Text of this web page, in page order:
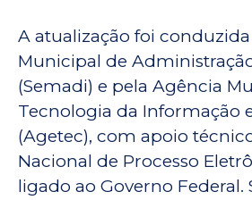
A atualização foi
Municipal de
(Semadi) e pela Agência
Tecnologia da Informação
(Agetec), com apoio
Nacional de Processo
ligado ao Governo Federal.